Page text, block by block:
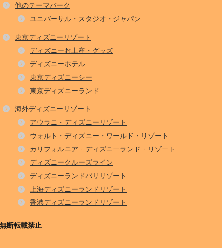
他のテーマパーク
ユニバーサル・スタジオ・ジャパン
東京ディズニーリゾート
ディズニーお土産・グッズ
ディズニーホテル
東京ディズニーシー
東京ディズニーランド
海外ディズニーリゾート
アウラニ・ディズニーリゾート
ウォルト・ディズニー・ワールド・リゾート
カリフォルニア・ディズニーランド・リゾート
ディズニークルーズライン
ディズニーランドパリリゾート
上海ディズニーランドリゾート
香港ディズニーランドリゾート
無断転載禁止